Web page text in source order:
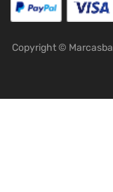
Copyright ©